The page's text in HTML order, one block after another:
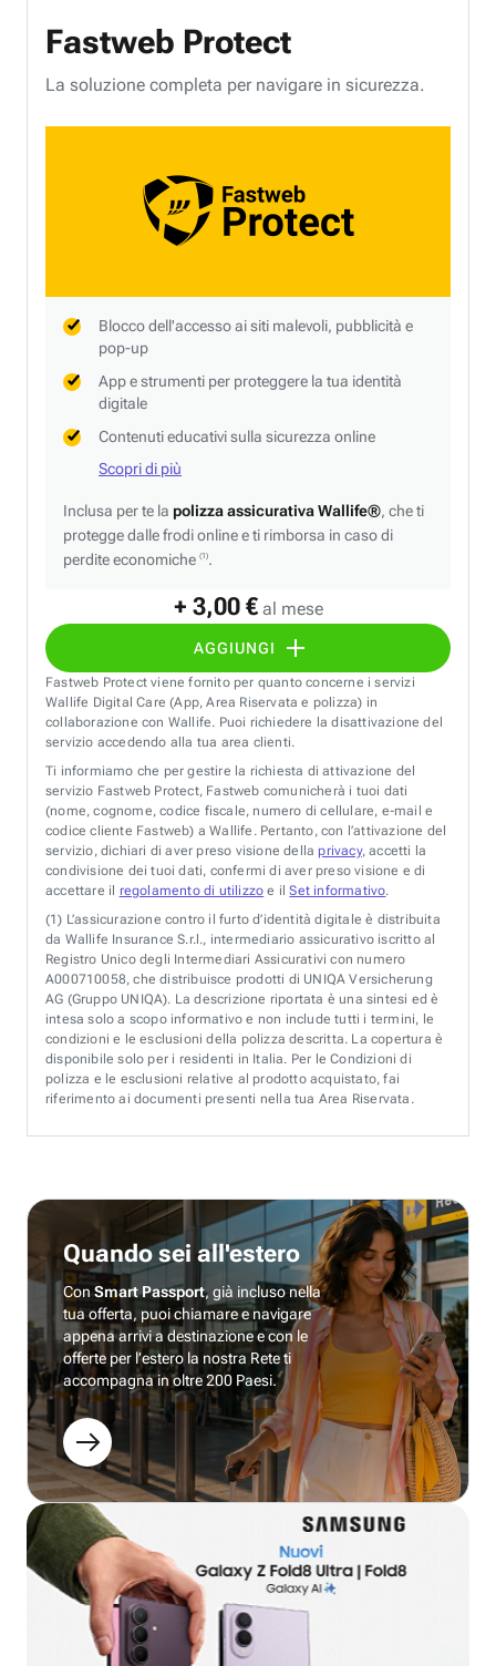
Fastweb Protect
+ 3,00 € al mese
AGGIUNGI
La soluzione completa per navigare in sicurezza.
Blocco dell'accesso ai siti malevoli, pubblicità e
pop-up
App e strumenti per proteggere la tua identità
digitale
Contenuti educativi sulla sicurezza online
Scopri di più
Inclusa per te la polizza assicurativa Wallife®, che ti
protegge dalle frodi online e ti rimborsa in caso di
perdite economiche (1).
Fastweb Protect viene fornito per quanto concerne i servizi
Wallife Digital Care (App, Area Riservata e polizza) in
collaborazione con Wallife. Puoi richiedere la disattivazione del
servizio accedendo alla tua area clienti.
Ti informiamo che per gestire la richiesta di attivazione del
servizio Fastweb Protect, Fastweb comunicherà i tuoi dati
(nome, cognome, codice fiscale, numero di cellulare, e-mail e
codice cliente Fastweb) a Wallife. Pertanto, con l’attivazione del
servizio, dichiari di aver preso visione della privacy, accetti la
condivisione dei tuoi dati, confermi di aver preso visione e di
accettare il regolamento di utilizzo e ilSet informativo.
(1) L’assicurazione contro il furto d’identità digitale è distribuita
da Wallife Insurance S.r.l., intermediario assicurativo iscritto al
Registro Unico degli Intermediari Assicurativi con numero
A000710058, che distribuisce prodotti di UNIQA Versicherung
AG (Gruppo UNIQA). La descrizione riportata è una sintesi ed è
intesa solo a scopo informativo e non include tutti i termini, le
condizioni e le esclusioni della polizza descritta. La copertura è
disponibile solo per i residenti in Italia. Per le Condizioni di
polizza e le esclusioni relative al prodotto acquistato, fai
riferimento ai documenti presenti nella tua Area Riservata.
Quando sei all'estero
ConSmart Passport, già incluso nella
tua offerta, puoi chiamare e navigare
appena arrivi a destinazione e con le
offerte per l’estero la nostra Rete ti
accompagna in oltre 200 Paesi.